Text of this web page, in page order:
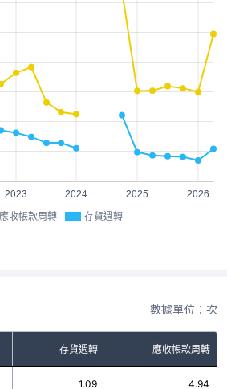
應收帳款周轉 存貨週轉
數據單位：次
存貨週轉 應收帳款周轉
1.09 4.94